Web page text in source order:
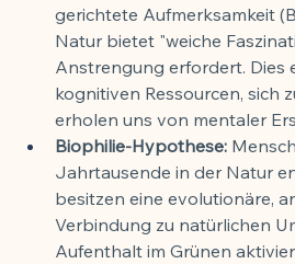
gerichtete Aufmerksamkeit
Natur bietet "weiche
Anstrengung erfordert. Dies
kognitiven Ressourcen, sich
erholen uns von mentaler
Biophilie-Hypothese:
Jahrtausende in der Natur
besitzen eine evolutionäre,
Verbindung zu natürlichen
Aufenthalt im Grünen